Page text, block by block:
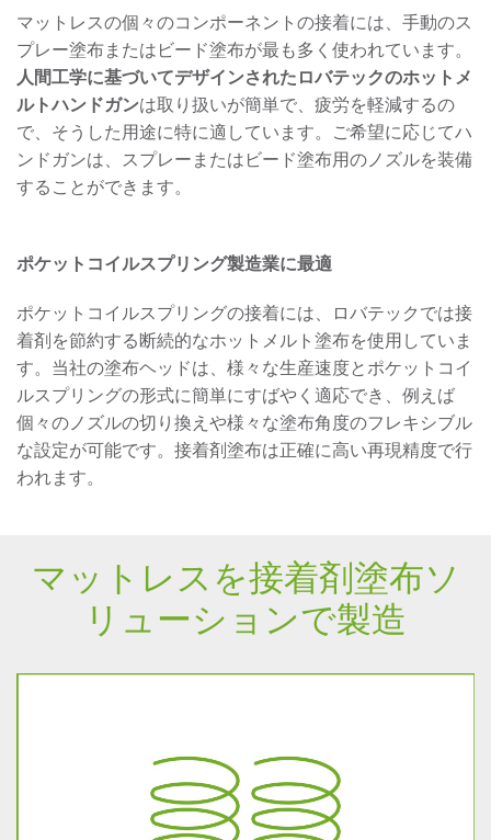
マットレスの個々のコンポーネントの接着には、手動のス
プレー塗布またはビード塗布が最も多く使われています。
人間工学に基づいてデザインされたロバテックのホットメ
ルトハンドガンは取り扱いが簡単で、疲労を軽減するの
で、そうした用途に特に適しています。ご希望に応じてハ
ンドガンは、スプレーまたはビード塗布用のノズルを装備
することができます。
ポケットコイルスプリング製造業に最適
ポケットコイルスプリングの接着には、ロバテックでは接
着剤を節約する断続的なホットメルト塗布を使用していま
す。当社の塗布ヘッドは、様々な生産速度とポケットコイ
ルスプリングの形式に簡単にすばやく適応でき、例えば
個々のノズルの切り換えや様々な塗布角度のフレキシブル
な設定が可能です。接着剤塗布は正確に高い再現精度で行
われます。
マットレスを接着剤塗布ソ
リューションで製造